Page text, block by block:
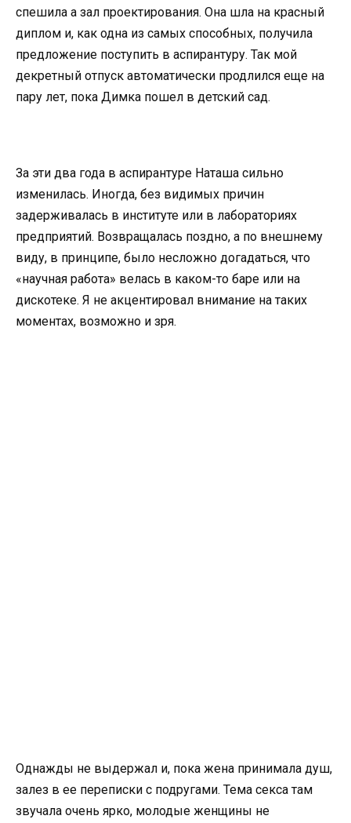
спешила а зал проектирования. Она шла на красный
диплом и, как одна из самых способных, получила
предложение поступить в аспирантуру. Так мой
декретный отпуск автоматически продлился еще на
пару лет, пока Димка пошел в детский сад.
За эти два года в аспирантуре Наташа сильно
изменилась. Иногда, без видимых причин
задерживалась в институте или в лабораториях
предприятий. Возвращалась поздно, а по внешнему
виду, в принципе, было несложно догадаться, что
«научная работа» велась в каком-то баре или на
дискотеке. Я не акцентировал внимание на таких
моментах, возможно и зря.
Однажды не выдержал и, пока жена принимала душ,
залез в ее переписки с подругами. Тема секса там
звучала очень ярко, молодые женщины не